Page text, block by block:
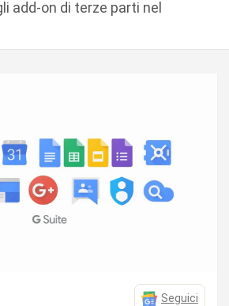
add-on di terze parti nel
Seguici